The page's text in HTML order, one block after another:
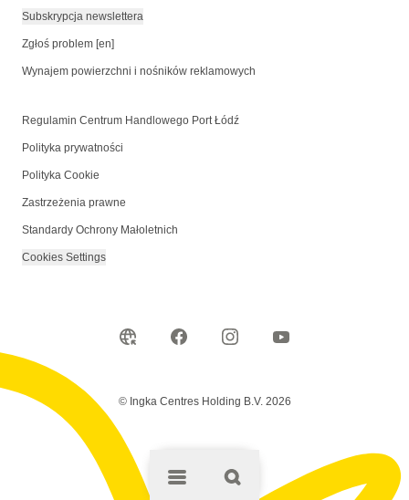
Subskrypcja newslettera
Zgłoś problem [en]
Wynajem powierzchni i nośników reklamowych
Regulamin Centrum Handlowego Port Łódź
Polityka prywatności
Polityka Cookie
Zastrzeżenia prawne
Standardy Ochrony Małoletnich
Cookies Settings
© Ingka Centres Holding B.V. 2026